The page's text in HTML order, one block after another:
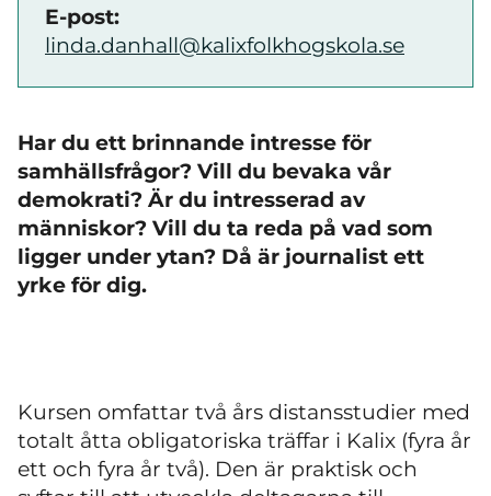
E-post:
linda.danhall@kalixfolkhogskola.se
Har du ett brinnande intresse för
samhällsfrågor? Vill du bevaka vår
demokrati? Är du intresserad av
människor? Vill du ta reda på vad som
ligger under ytan? Då är journalist ett
yrke för dig.
Kursen omfattar två års distansstudier med
totalt åtta obligatoriska träffar i Kalix (fyra år
ett och fyra år två). Den är praktisk och